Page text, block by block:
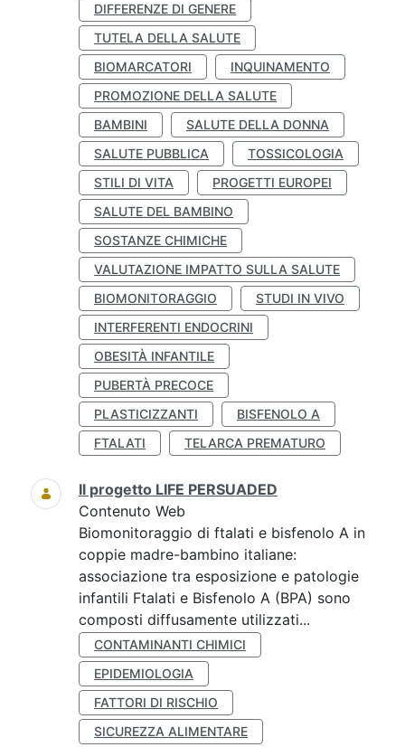
DIFFERENZE DI GENERE
TUTELA DELLA SALUTE
BIOMARCATORI
INQUINAMENTO
PROMOZIONE DELLA SALUTE
BAMBINI
SALUTE DELLA DONNA
SALUTE PUBBLICA
TOSSICOLOGIA
STILI DI VITA
PROGETTI EUROPEI
SALUTE DEL BAMBINO
SOSTANZE CHIMICHE
VALUTAZIONE IMPATTO SULLA SALUTE
BIOMONITORAGGIO
STUDI IN VIVO
INTERFERENTI ENDOCRINI
OBESITÀ INFANTILE
PUBERTÀ PRECOCE
PLASTICIZZANTI
BISFENOLO A
FTALATI
TELARCA PREMATURO
Il progetto LIFE PERSUADED
Contenuto Web
Biomonitoraggio di ftalati e bisfenolo A in
coppie madre-bambino italiane:
associazione tra esposizione e patologie
infantili Ftalati e Bisfenolo A (BPA) sono
composti diffusamente utilizzati...
CONTAMINANTI CHIMICI
EPIDEMIOLOGIA
FATTORI DI RISCHIO
SICUREZZA ALIMENTARE